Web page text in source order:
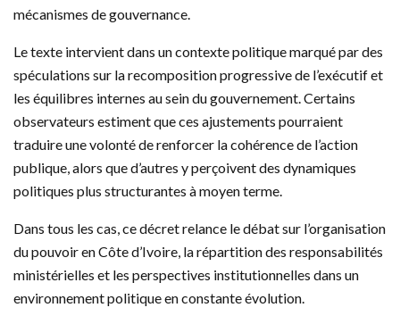
mécanismes de gouvernance.
Le texte intervient dans un contexte politique marqué par des
spéculations sur la recomposition progressive de l’exécutif et
les équilibres internes au sein du gouvernement. Certains
observateurs estiment que ces ajustements pourraient
traduire une volonté de renforcer la cohérence de l’action
publique, alors que d’autres y perçoivent des dynamiques
politiques plus structurantes à moyen terme.
Dans tous les cas, ce décret relance le débat sur l’organisation
du pouvoir en Côte d’Ivoire, la répartition des responsabilités
ministérielles et les perspectives institutionnelles dans un
environnement politique en constante évolution.